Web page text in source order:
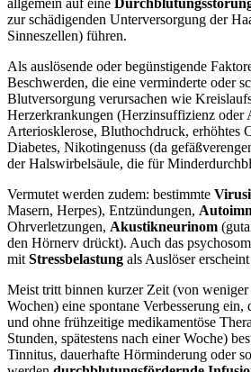
allgemein auf eine
zur schädigenden Unterversorgung der
Sinneszellen) führen.
Als auslösende oder begünstigende
Beschwerden, die eine verminderte oder
Blutversorgung verursachen wie
Herzerkrankungen (Herzinsuffizienz oder
Arteriosklerose, Bluthochdruck, erhöhtes
Diabetes, Nikotingenuss (da
der Halswirbelsäule, die für
Vermutet werden zudem: bestimmte
Masern, Herpes), Entzündungen,
Ohrverletzungen, Akustikneurinom
den Hörnerv drückt). Auch das
mit Stressbelastung als Auslöser
Meist tritt binnen kurzer Zeit (von
Wochen) eine spontane Verbesserung
und ohne frühzeitige medikamentöse
Stunden, spätestens nach einer Woche)
Tinnitus, dauerhafte Hörminderung oder